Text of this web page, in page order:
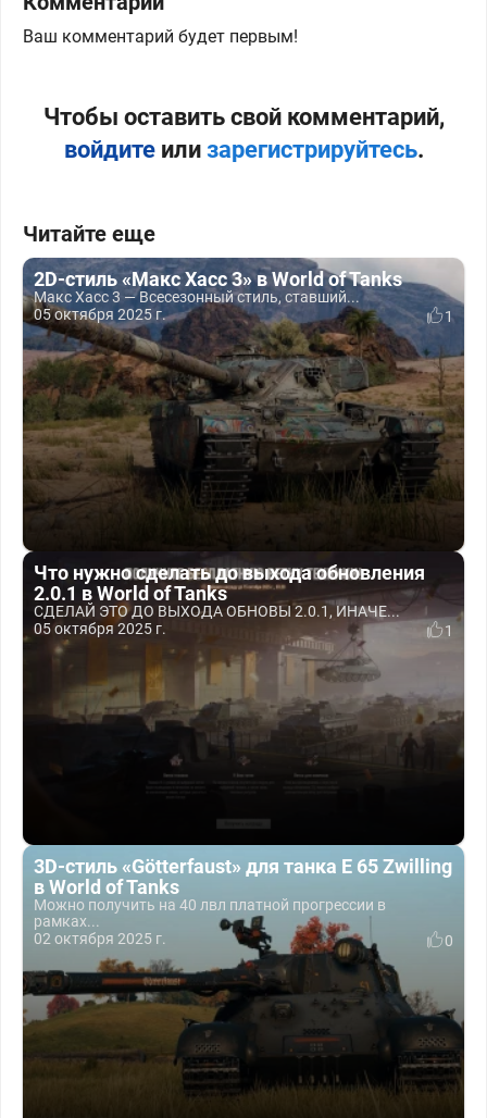
Ваш комментарий будет первым!
Чтобы оставить свой комментарий,
войдитеили зарегистрируйтесь.
Читайте еще
2D-стиль «Макс Хасс 3» в World of Tanks
Макс Хасс 3 — Всесезонный стиль, ставший...
05 октября 2025 г.
1
Что нужно сделать до выхода обновления
2.0.1 в World of Tanks
СДЕЛАЙ ЭТО ДО ВЫХОДА ОБНОВЫ 2.0.1, ИНАЧЕ...
05 октября 2025 г.
1
3D-стиль «Götterfaust» для танка E 65 Zwilling
в World of Tanks
Можно получить на 40 лвл платной прогрессии в
рамках...
02 октября 2025 г.
0